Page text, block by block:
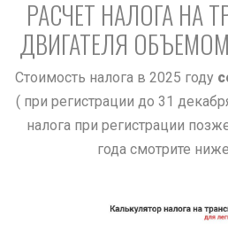
РАСЧЕТ НАЛОГА НА
ДВИГАТЕЛЯ ОБЪЕМОМ
Стоимость налога в 2025 году
( при регистрации до 31
налога при регистрации
года смотрите